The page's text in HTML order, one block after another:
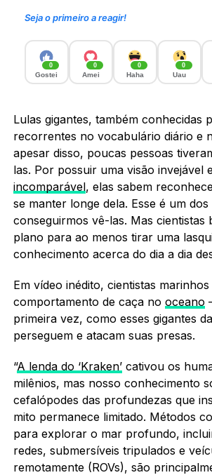
Seja o primeiro a reagir!
0
Gostei
0
Amei
0
Haha
0
Uau
Lulas gigantes, também conhecidas
recorrentes no vocabulário diário e
apesar disso, poucas pessoas
las. Por possuir uma visão invejável
incomparável, elas sabem
se manter longe dela. Esse é um
conseguirmos vê-las. Mas cientistas
plano para ao menos tirar uma
conhecimento acerca do dia a dia
Em vídeo inédito, cientistas
comportamento de caça no oceano
primeira vez, como esses gigantes
perseguem e atacam suas presas.
“A lenda do ‘Kraken’cativou os
milênios, mas nosso conhecimento
cefalópodes das profundezas que
mito permanece limitado. Métodos
para explorar o mar profundo,
redes, submersíveis tripulados e
remotamente (ROVs), são